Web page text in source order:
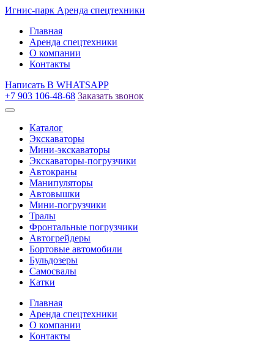
Игнис-парк Аренда спецтехники
Главная
Аренда спецтехники
О компании
Контакты
Написать В WHATSAPP
+7 903 106-48-68 Заказать звонок
Каталог
Экскаваторы
Мини-экскаваторы
Экскаваторы-погрузчики
Автокраны
Манипуляторы
Автовышки
Мини-погрузчики
Тралы
Фронтальные погрузчики
Автогрейдеры
Бортовые автомобили
Бульдозеры
Самосвалы
Катки
Главная
Аренда спецтехники
О компании
Контакты